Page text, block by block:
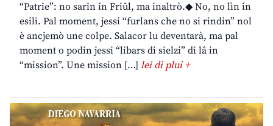
“Patrie”: no sarin in Friûl, ma inaltrò.◆ No, no lìn in
esili. Pal moment, jessi “furlans che no si rindin” nol
è ancjemò une colpe. Salacor lu deventarà, ma pal
moment o podin jessi “libars di sielzi” di lâ in
“mission”. Une mission […] lei di plui +